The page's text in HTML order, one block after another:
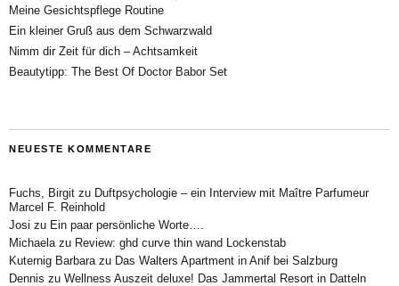
Meine Gesichtspflege Routine
Ein kleiner Gruß aus dem Schwarzwald
Nimm dir Zeit für dich – Achtsamkeit
Beautytipp: The Best Of Doctor Babor Set
NEUESTE KOMMENTARE
Fuchs, Birgit zu Duftpsychologie – ein Interview mit Maître Parfumeur
Marcel F. Reinhold
Josi zu Ein paar persönliche Worte….
Michaela zu Review: ghd curve thin wand Lockenstab
Kuternig Barbara zu Das Walters Apartment in Anif bei Salzburg
Dennis zu Wellness Auszeit deluxe! Das Jammertal Resort in Datteln